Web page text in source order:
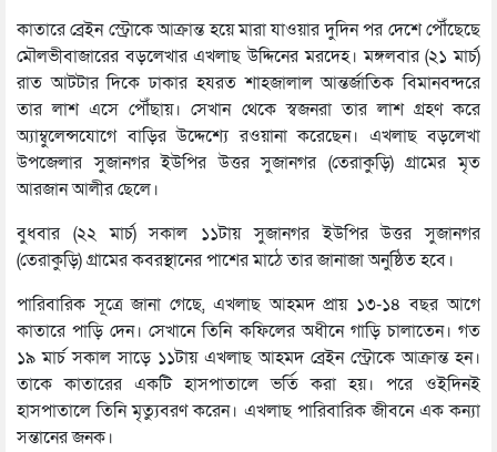
কাতারে ব্রেইন স্ট্রোকে আক্রান্ত হয়ে মারা যাওয়ার দুদিন পর দেশে পৌঁছেছে
মৌলভীবাজারের বড়লেখার এখলাছ উদ্দিনের মরদেহ। মঙ্গলবার (২১ মার্চ)
রাত আটটার দিকে ঢাকার হযরত শাহজালাল আন্তর্জাতিক বিমানবন্দরে
তার লাশ এসে পৌঁছায়। সেখান থেকে স্বজনরা তার লাশ গ্রহণ করে
অ্যাম্বুলেন্সযোগে বাড়ির উদ্দেশ্যে রওয়ানা করেছেন। এখলাছ বড়লেখা
উপজেলার সুজানগর ইউপির উত্তর সুজানগর (তেরাকুড়ি) গ্রামের মৃত
আরজান আলীর ছেলে।
বুধবার (২২ মার্চ) সকাল ১১টায় সুজানগর ইউপির উত্তর সুজানগর
(তেরাকুড়ি) গ্রামের কবরস্থানের পাশের মাঠে তার জানাজা অনুষ্ঠিত হবে।
পারিবারিক সূত্রে জানা গেছে, এখলাছ আহমদ প্রায় ১৩-১৪ বছর আগে
কাতারে পাড়ি দেন। সেখানে তিনি কফিলের অধীনে গাড়ি চালাতেন। গত
১৯ মার্চ সকাল সাড়ে ১১টায় এখলাছ আহমদ ব্রেইন স্ট্রোকে আক্রান্ত হন।
তাকে কাতারের একটি হাসপাতালে ভর্তি করা হয়। পরে ওইদিনই
হাসপাতালে তিনি মৃত্যুবরণ করেন। এখলাছ পারিবারিক জীবনে এক কন্যা
সন্তানের জনক।